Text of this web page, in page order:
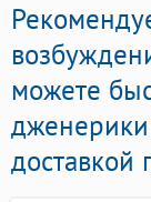
можете
дженерики
доставкой